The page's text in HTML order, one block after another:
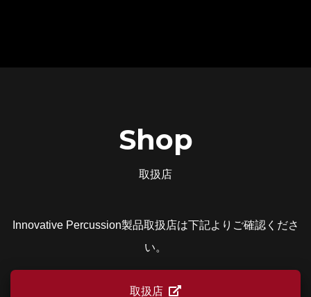
Shop
取扱店
Innovative Percussion製品取扱店は下記よりご確認くださ
い。
取扱店